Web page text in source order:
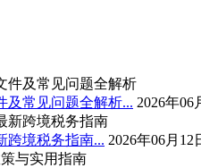
及常见问题全解析... 2026年06
跨境税务指南... 2026年06月12